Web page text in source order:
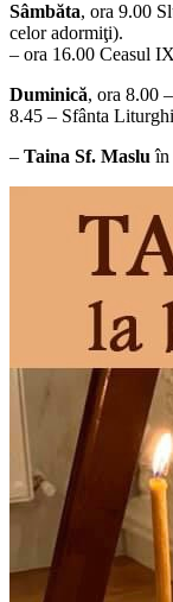
Sâmbăta, ora 9.00
celor adormiţi).
– ora 16.00 Ceasul
Duminică, ora 8.00
8.45 – Sfânta
– Taina Sf. Maslu în